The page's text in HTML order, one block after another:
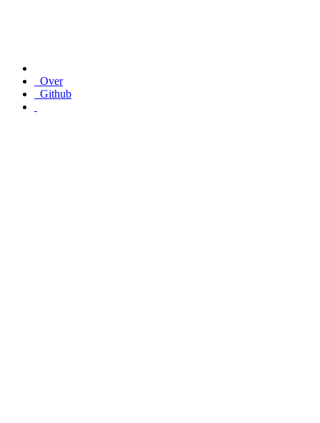
Over
Github